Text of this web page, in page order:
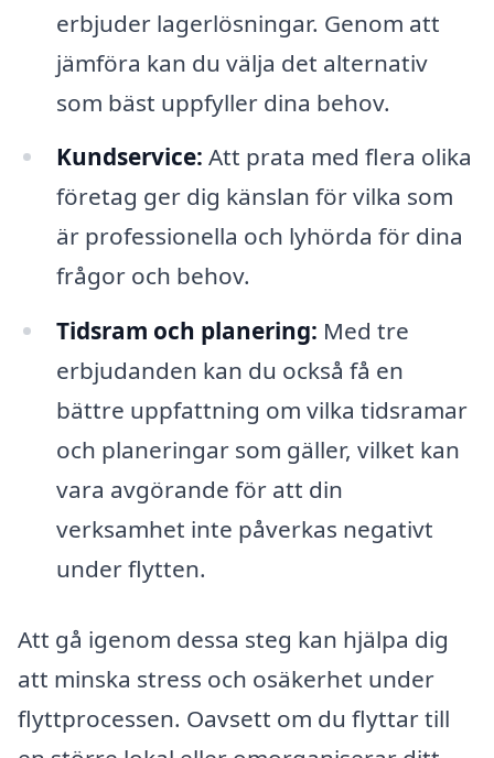
erbjuder lagerlösningar. Genom att
jämföra kan du välja det alternativ
som bäst uppfyller dina behov.
Kundservice: Att prata med flera olika
företag ger dig känslan för vilka som
är professionella och lyhörda för dina
frågor och behov.
Tidsram och planering: Med tre
erbjudanden kan du också få en
bättre uppfattning om vilka tidsramar
och planeringar som gäller, vilket kan
vara avgörande för att din
verksamhet inte påverkas negativt
under flytten.
Att gå igenom dessa steg kan hjälpa dig
att minska stress och osäkerhet under
flyttprocessen. Oavsett om du flyttar till